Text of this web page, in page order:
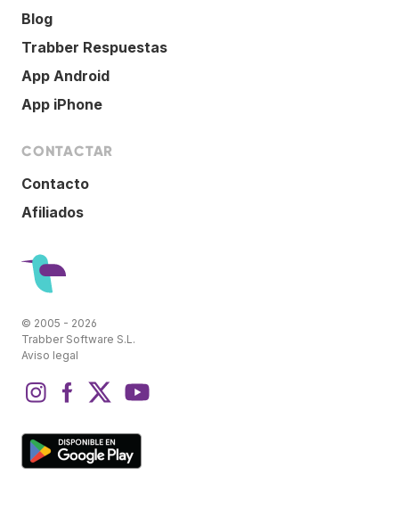
Blog
Trabber Respuestas
App Android
App iPhone
CONTACTAR
Contacto
Afiliados
© 2005 - 2026
Trabber Software S.L.
Aviso legal